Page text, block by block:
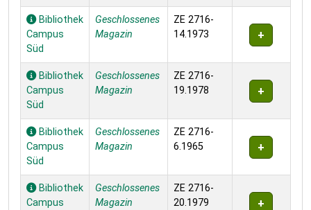
Bibliothek
Campus
Süd
Geschlossenes
Magazin
ZE 2716-
14.1973
Bibliothek
Campus
Süd
Geschlossenes
Magazin
ZE 2716-
19.1978
Bibliothek
Campus
Süd
Geschlossenes
Magazin
ZE 2716-
6.1965
Bibliothek
Campus
Geschlossenes
Magazin
ZE 2716-
20.1979